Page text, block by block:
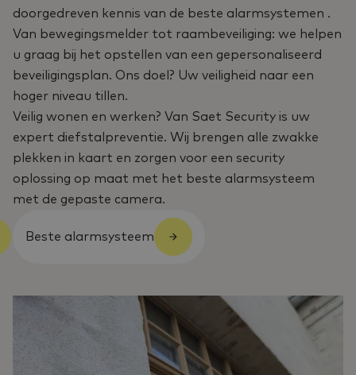
doorgedreven kennis van de beste alarmsystemen .
Van bewegingsmelder tot raambeveiliging: we helpen
u graag bij het opstellen van een gepersonaliseerd
beveiligingsplan. Ons doel? Uw veiligheid naar een
hoger niveau tillen.
Veilig wonen en werken? Van Saet Security is uw
expert diefstalpreventie. Wij brengen alle zwakke
plekken in kaart en zorgen voor een security
oplossing op maat met het beste alarmsysteem
met de gepaste camera.
Beste alarmsysteem